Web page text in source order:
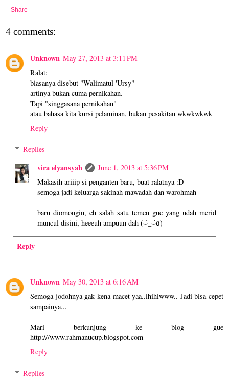
Share
4 comments:
Unknown May 27, 2013 at 3:11 PM
Ralat:
biasanya disebut "Walimatul 'Ursy"
artinya bukan cuma pernikahan.
Tapi "singgasana pernikahan"
atau bahasa kita kursi pelaminan, bukan pesakitan wkwkwkwk
Reply
Replies
vira elyansyah
June 1, 2013 at 5:36 PM
Makasih ariiip si penganten baru, buat ralatnya :D
semoga jadi keluarga sakinah mawadah dan warohmah
baru diomongin, eh salah satu temen gue yang udah merid
muncul disini, heeeuh ampuun dah (⌣́_⌣̀٥)
Reply
Unknown May 30, 2013 at 6:16 AM
Semoga jodohnya gak kena macet yaa..ihihiwww.. Jadi bisa cepet
sampainya...
Mari berkunjung ke blog gue
http:///www.rahmanucup.blogspot.com
Reply
Replies